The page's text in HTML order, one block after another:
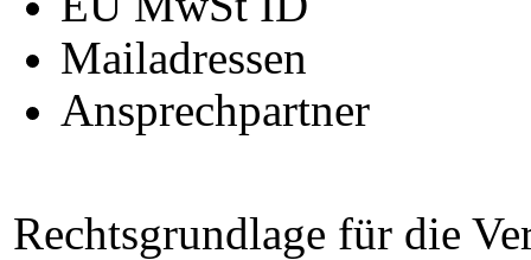
Mailadressen
Ansprechpartner
Rechtsgrundlage für die